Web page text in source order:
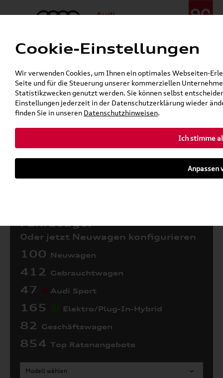
Menü
24h-Pannenhilfe:+49 (0)171 / 870 72 87
Gerade geöffnet
Verkauf:Mo. - Fr. 08:00 - 19:00 Uhr Sa. 09:00 - 13:00 Uhr
Service:Mo. - Fr. 06:00 - 20:00 Uhr Sa. 08:00 - 13:00 Uhr
Zurück zur Startseite
Fahrzeuge:
Oder jetzt Neuwagen konfigurieren
100 Neuwagen
412 Gebrauchtwagen
47 Audi Sport
165 Elektro/Plug-In-Hybrid
82 Geschäftswagen
854 Top Ratenangebote
Modell wählen
Cookie-Einstellungen
Wir verwenden Cookies, um Ihnen ein optimales Webseiten-
Seite und für die Steuerung unserer kommerziellen
Statistikzwecken genutzt werden. Sie können selbst
Einstellungen jederzeit in der Datenschutzerklärung wieder
finden Sie in unseren Datenschutzhinweisen.
Ich stimme
Anpassen